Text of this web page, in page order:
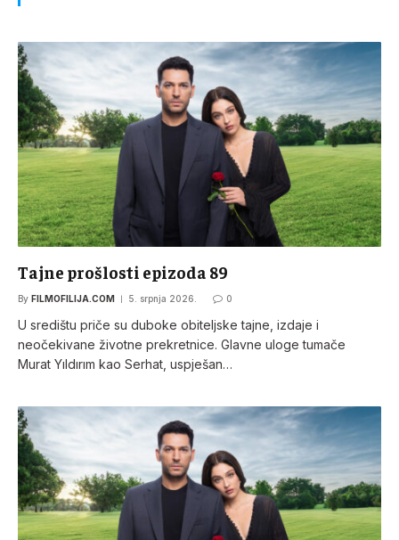
Tajne prošlosti epizoda 89
By FILMOFILIJA.COM 5. srpnja 2026. 0
U središtu priče su duboke obiteljske tajne, izdaje i
neočekivane životne prekretnice. Glavne uloge tumače
Murat Yıldırım kao Serhat, uspješan…